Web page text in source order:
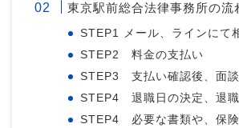
東京駅前総合法律事務所の流
STEP1 メール、ラインにて
STEP2 料金の支払い
STEP3 支払い確認後、面
STEP4 退職日の決定、退
STEP4 必要な書類や、保